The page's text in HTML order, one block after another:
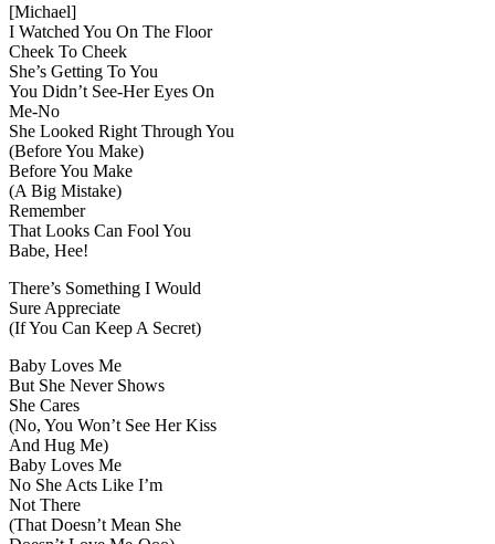
[Michael]
I Watched You On The Floor
Cheek To Cheek
She’s Getting To You
You Didn’t See-Her Eyes On
Me-No
She Looked Right Through You
(Before You Make)
Before You Make
(A Big Mistake)
Remember
That Looks Can Fool You
Babe, Hee!
There’s Something I Would
Sure Appreciate
(If You Can Keep A Secret)
Baby Loves Me
But She Never Shows
She Cares
(No, You Won’t See Her Kiss
And Hug Me)
Baby Loves Me
No She Acts Like I’m
Not There
(That Doesn’t Mean She